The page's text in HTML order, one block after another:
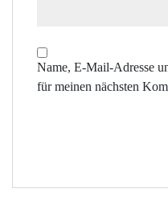
Name, E-Mail-Adresse
für meinen nächsten